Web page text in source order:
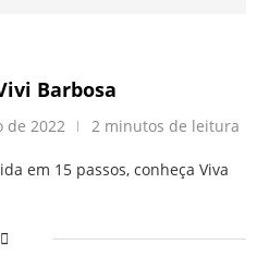
Barbosa
de 2022 2 minutos de leitura
em 15 passos, conheça Viva